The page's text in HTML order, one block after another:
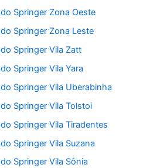
Springer Zona Oeste
Springer Zona Leste
Springer Vila Zatt
Springer Vila Yara
Springer Vila Uberabinha
Springer Vila Tolstoi
Springer Vila Tiradentes
Springer Vila Suzana
Springer Vila Sônia